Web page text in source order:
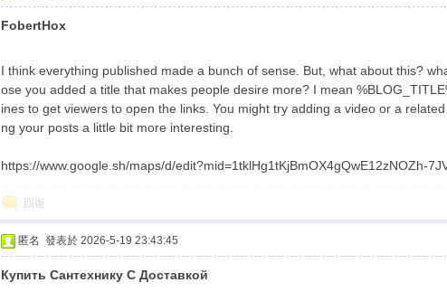
FobertHox
I think everything published made a bunch of sense. But, what about this?
ose you added a title that makes people desire more? I mean
ines to get viewers to open the links. You might try adding a video or a
ng your posts a little bit more interesting.
https://www.google.sh/maps/d/edit?mid=1tklHg1tKjBmOX4gQwE12zNOZh-
回復
匿名 發表於 2026-5-19 23:43:45
Купить Сантехнику С Доставкой